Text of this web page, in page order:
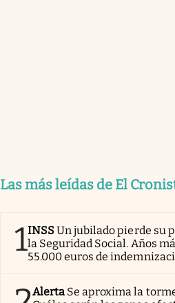
Las más leídas de El
1INSSUn jubilado pierde su
la Seguridad Social. Años
55.000 euros de
Alerta Se aproxima la